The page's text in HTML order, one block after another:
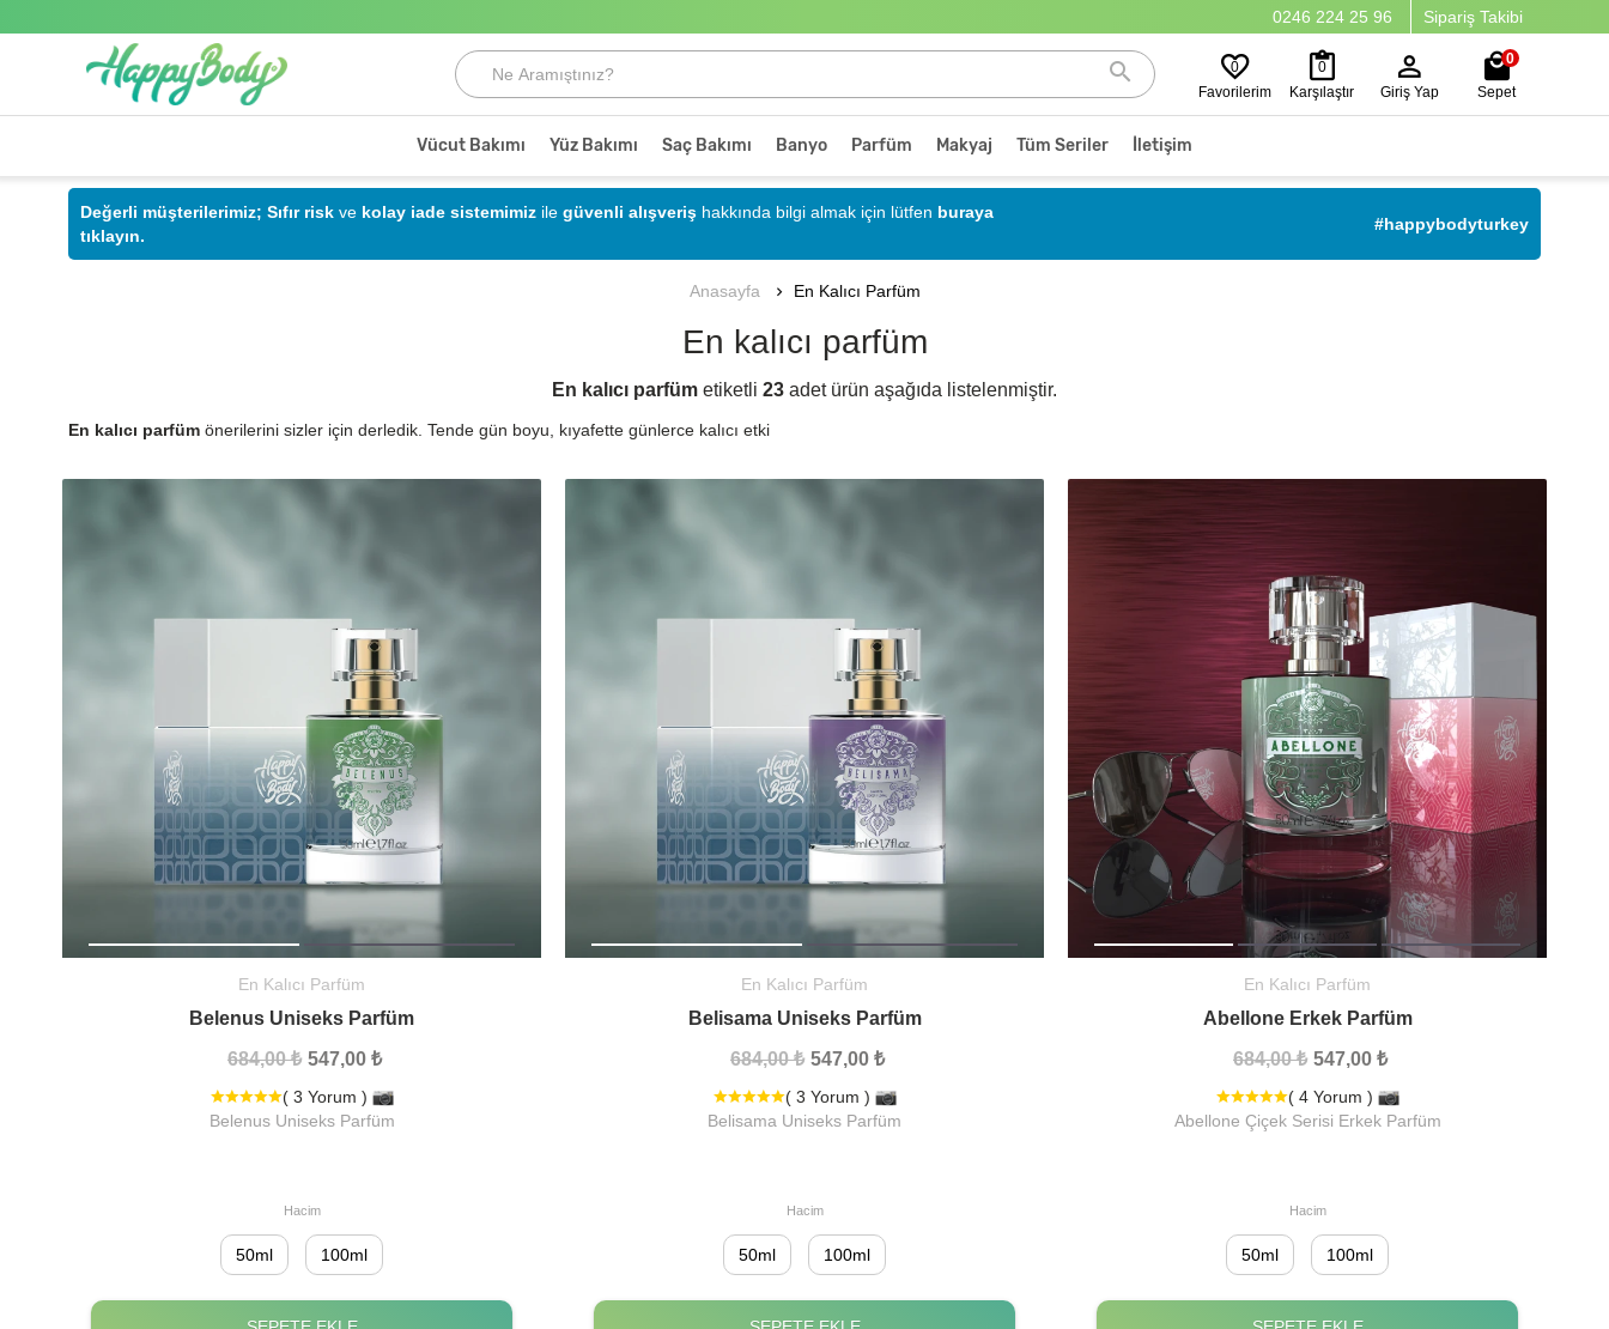
0246 224 25 96 Sipariş Takibi
0
Favorilerim
0
Karşılaştır
Giriş Yap
0
Sepet
Vücut Bakımı Yüz Bakımı Saç Bakımı Banyo Parfüm Makyaj Tüm Seriler İletişim
Değerli müşterilerimiz; Sıfır risk ve kolay iade sistemimiz ile güvenli alışveriş hakkında bilgi almak için lütfen buraya
tıklayın.
#happybodyturkey
Anasayfa En Kalıcı Parfüm
En kalıcı parfüm
En kalıcı parfüm etiketli 23 adet ürün aşağıda listelenmiştir.
En kalıcı parfüm önerilerini sizler için derledik. Tende gün boyu, kıyafette günlerce kalıcı etki
En Kalıcı Parfüm
Belenus Uniseks Parfüm
684,00 ₺ 547,00 ₺
( 3 Yorum )
Belenus Uniseks Parfüm
Hacim
50ml 100ml
En Kalıcı Parfüm
Belisama Uniseks Parfüm
684,00 ₺ 547,00 ₺
( 3 Yorum )
Belisama Uniseks Parfüm
Hacim
50ml 100ml
En Kalıcı Parfüm
Abellone Erkek Parfüm
684,00 ₺ 547,00 ₺
( 4 Yorum )
Abellone Çiçek Serisi Erkek Parfüm
Hacim
50ml 100ml